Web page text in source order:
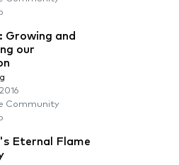
Growing and
our
Community
Eternal Flame